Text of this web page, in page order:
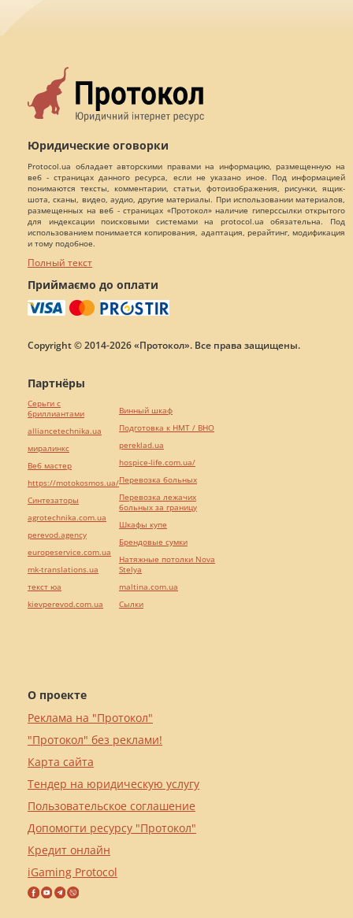
Юридические оговорки
Protocol.ua обладает авторскими правами на информацию, размещенную на
веб - страницах данного ресурса, если не указано иное. Под информацией
понимаются тексты, комментарии, статьи, фотоизображения, рисунки, ящик-
шота, сканы, видео, аудио, другие материалы. При использовании материалов,
размещенных на веб - страницах «Протокол» наличие гиперссылки открытого
для индексации поисковыми системами на protocol.ua обязательна. Под
использованием понимается копирования, адаптация, рерайтинг, модификация
и тому подобное.
Полный текст
Приймаємо до оплати
Copyright © 2014-2026 «Протокол». Все права защищены.
О проекте
Реклама на "Протокол"
"Протокол" без реклами!
Карта сайта
Тендер на юридическую услугу
Пользовательское соглашение
Допомогти ресурсу "Протокол"
Кредит онлайн
iGaming Protocol
Партнёры
Серьги с
бриллиантами
alliancetechnika.ua
миралинкс
Веб мастер
https://motokosmos.ua/
Синтезаторы
agrotechnika.com.ua
perevod.agency
europeservice.com.ua
mk-translations.ua
текст юа
kievperevod.com.ua
Винный шкаф
Подготовка к НМТ / ВНО
pereklad.ua
hospice-life.com.ua/
Перевозка больных
Перевозка лежачих
больных за границу
Шкафы купе
Брендовые сумки
Натяжные потолки Nova
Stelya
maltina.com.ua
Cылки